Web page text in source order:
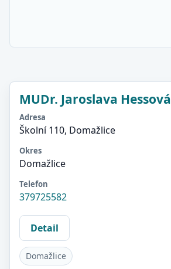
MUDr. Jaroslava Hessová
Adresa
Školní 110, Domažlice
Okres
Domažlice
Telefon
379725582
Detail
Domažlice